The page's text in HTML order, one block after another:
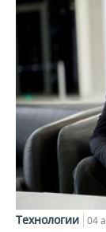
Технологии 04